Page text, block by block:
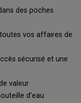
des poches
vos affaires de
sécurisé et une
valeur
d’eau